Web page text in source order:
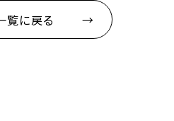
覧に戻る →